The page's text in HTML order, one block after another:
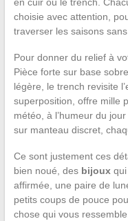
choisie avec attention,
traverser les saisons sans
Pour donner du relief à
Pièce forte sur base
légère, le trench revisite
superposition, offre mille
météo, à l’humeur du
sur manteau discret,
Ce sont justement ces
bien noué, des bijouxqui
affirmée, une paire de
petits coups de pouce
chose qui vous